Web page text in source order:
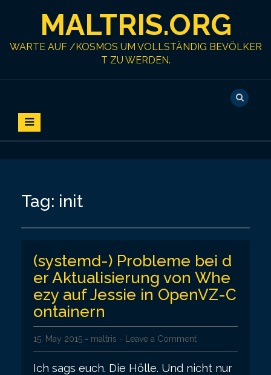
MALTRIS.ORG
WARTE AUF /KOSMOS UM VOLLSTÄNDIG BEVÖLKER
T ZU WERDEN.
Tag: init
(systemd-) Probleme bei d
er Aktualisierung von Whe
ezy auf Jessie in OpenVZ-C
ontainern
15. May 2015 - maltris - Leave a Comment
Ich sags euch. Die Hölle. Und nicht nur